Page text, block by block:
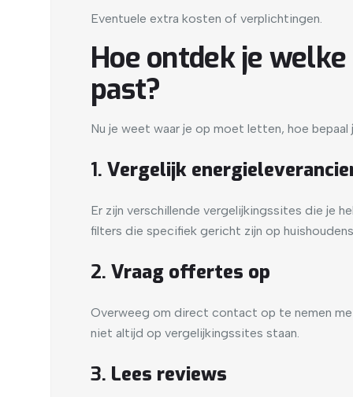
Eventuele extra kosten of verplichtingen.
Hoe ontdek je
past?
Nu je weet waar je op moet letten, hoe
1. Vergelijk
Er zijn verschillende vergelijkingssites die je
filters die specifiek gericht zijn op
2. Vraag offertes op
Overweeg om direct contact op te nemen
niet altijd op vergelijkingssites staan.
3. Lees reviews